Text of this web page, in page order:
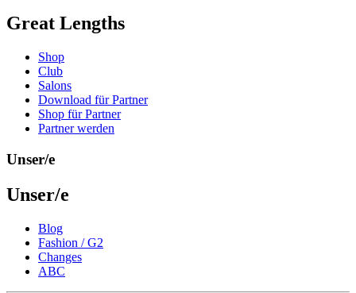
Great Lengths
Shop
Club
Salons
Download für Partner
Shop für Partner
Partner werden
Unser/e
Unser/e
Blog
Fashion / G2
Changes
ABC